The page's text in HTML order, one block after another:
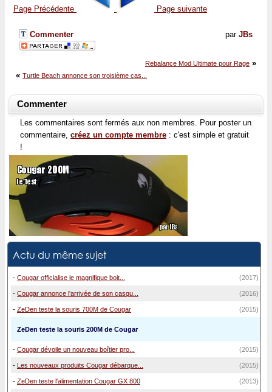
Page Précédente Page suivante
par JBs
Commenter
Rebalance Mod Ultimate pour Rage »
« Turtle Beach annonce son troisième cas...
Commenter
Les commentaires sont fermés aux non membres. Pour poster un
commentaire, créez un compte membre : c'est simple et gratuit
!
Actu du même sujet
- Cougar officialise le magnifique boit... (2017)
- Cougar annonce l'arrivée de son casqu... (2016)
- ZeDen teste la souris 700M de Cougar (2015)
ZeDen teste la souris 200M de Cougar
- Cougar dévoile un nouveau boîtier pro... (2015)
- Les nouveaux produits Cougar débarque... (2015)
- ZeDen teste l'alimentation Cougar GX 800 (2013)